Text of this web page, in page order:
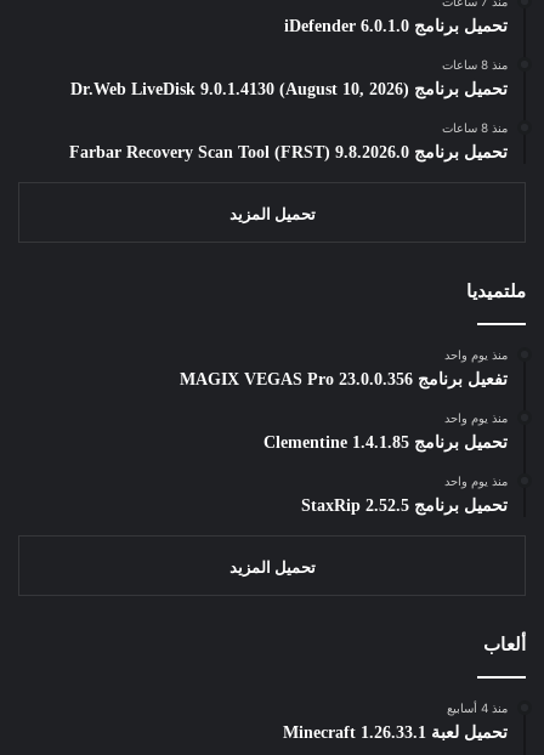
تحميل برنامج iDefender 6.0.1.0
منذ 8 ساعات
تحميل برنامج Dr.Web LiveDisk 9.0.1.4130 (August 10, 2026)
منذ 8 ساعات
تحميل برنامج Farbar Recovery Scan Tool (FRST) 9.8.2026.0
تحميل المزيد
ملتميديا
منذ يوم واحد
تفعيل برنامج MAGIX VEGAS Pro 23.0.0.356
منذ يوم واحد
تحميل برنامج Clementine 1.4.1.85
منذ يوم واحد
تحميل برنامج StaxRip 2.52.5
تحميل المزيد
ألعاب
منذ 4 أسابيع
تحميل لعبة Minecraft 1.26.33.1